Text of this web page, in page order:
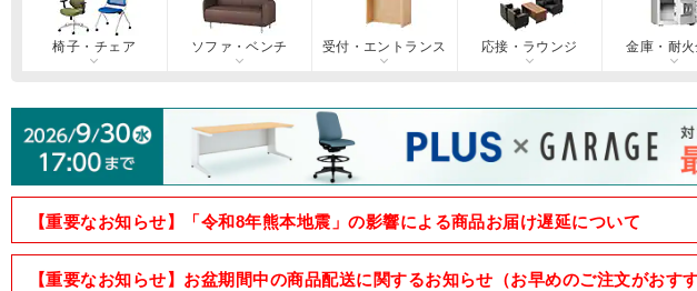
椅子・チェア ソファ・ベンチ 受付・エントランス 応接・ラウンジ 金庫・耐
【重要なお知らせ】「令和8年熊本地震」の影響による商品お届け遅延について
【重要なお知らせ】お盆期間中の商品配送に関するお知らせ（お早めのご注文がおすす